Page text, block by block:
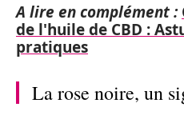
A lire en complément :
de l'huile de CBD :
pratiques
La rose noire, un